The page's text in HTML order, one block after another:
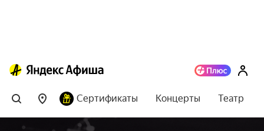
Сертификаты Концерты Театр